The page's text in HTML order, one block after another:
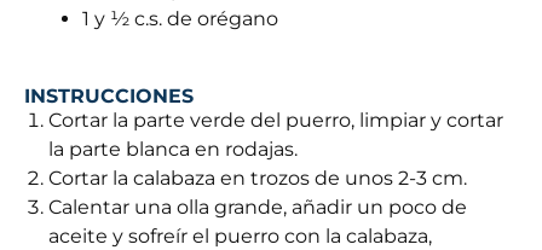
1 y ½ c.s. de orégano
INSTRUCCIONES
Cortar la parte verde del puerro, limpiar y cortar
la parte blanca en rodajas.
Cortar la calabaza en trozos de unos 2-3 cm.
Calentar una olla grande, añadir un poco de
aceite y sofreír el puerro con la calabaza,